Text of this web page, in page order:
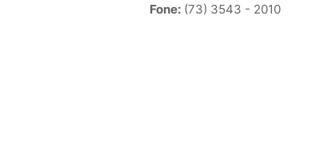
Fone: (73) 3543 - 2010